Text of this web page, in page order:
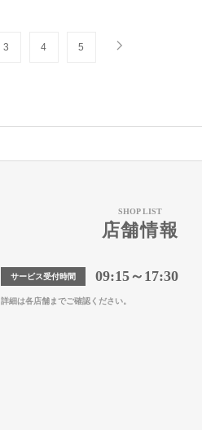
3 4 5
SHOP LIST
店舗情報
サービス受付時間 09:15～17:30
詳細は各店舗までご確認ください。